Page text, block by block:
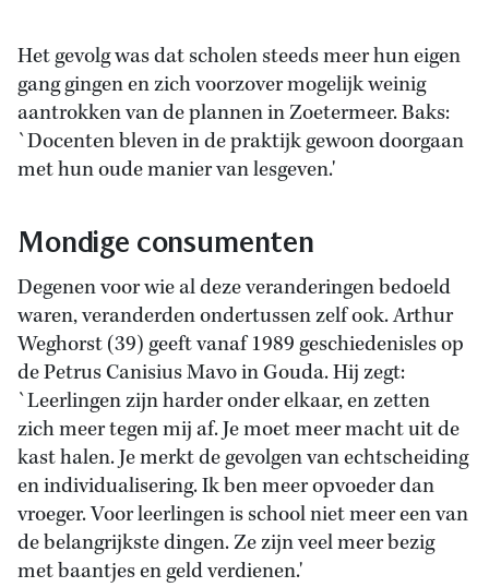
Het gevolg was dat scholen steeds meer hun eigen
gang gingen en zich voorzover mogelijk weinig
aantrokken van de plannen in Zoetermeer. Baks:
`Docenten bleven in de praktijk gewoon doorgaan
met hun oude manier van lesgeven.'
Mondige consumenten
Degenen voor wie al deze veranderingen bedoeld
waren, veranderden ondertussen zelf ook. Arthur
Weghorst (39) geeft vanaf 1989 geschiedenisles op
de Petrus Canisius Mavo in Gouda. Hij zegt:
`Leerlingen zijn harder onder elkaar, en zetten
zich meer tegen mij af. Je moet meer macht uit de
kast halen. Je merkt de gevolgen van echtscheiding
en individualisering. Ik ben meer opvoeder dan
vroeger. Voor leerlingen is school niet meer een van
de belangrijkste dingen. Ze zijn veel meer bezig
met baantjes en geld verdienen.'